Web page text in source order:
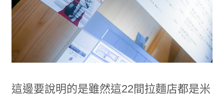
這邊要說明的是雖然這22間拉麵店都是米